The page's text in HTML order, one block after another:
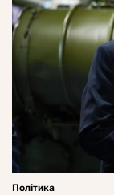
Політика